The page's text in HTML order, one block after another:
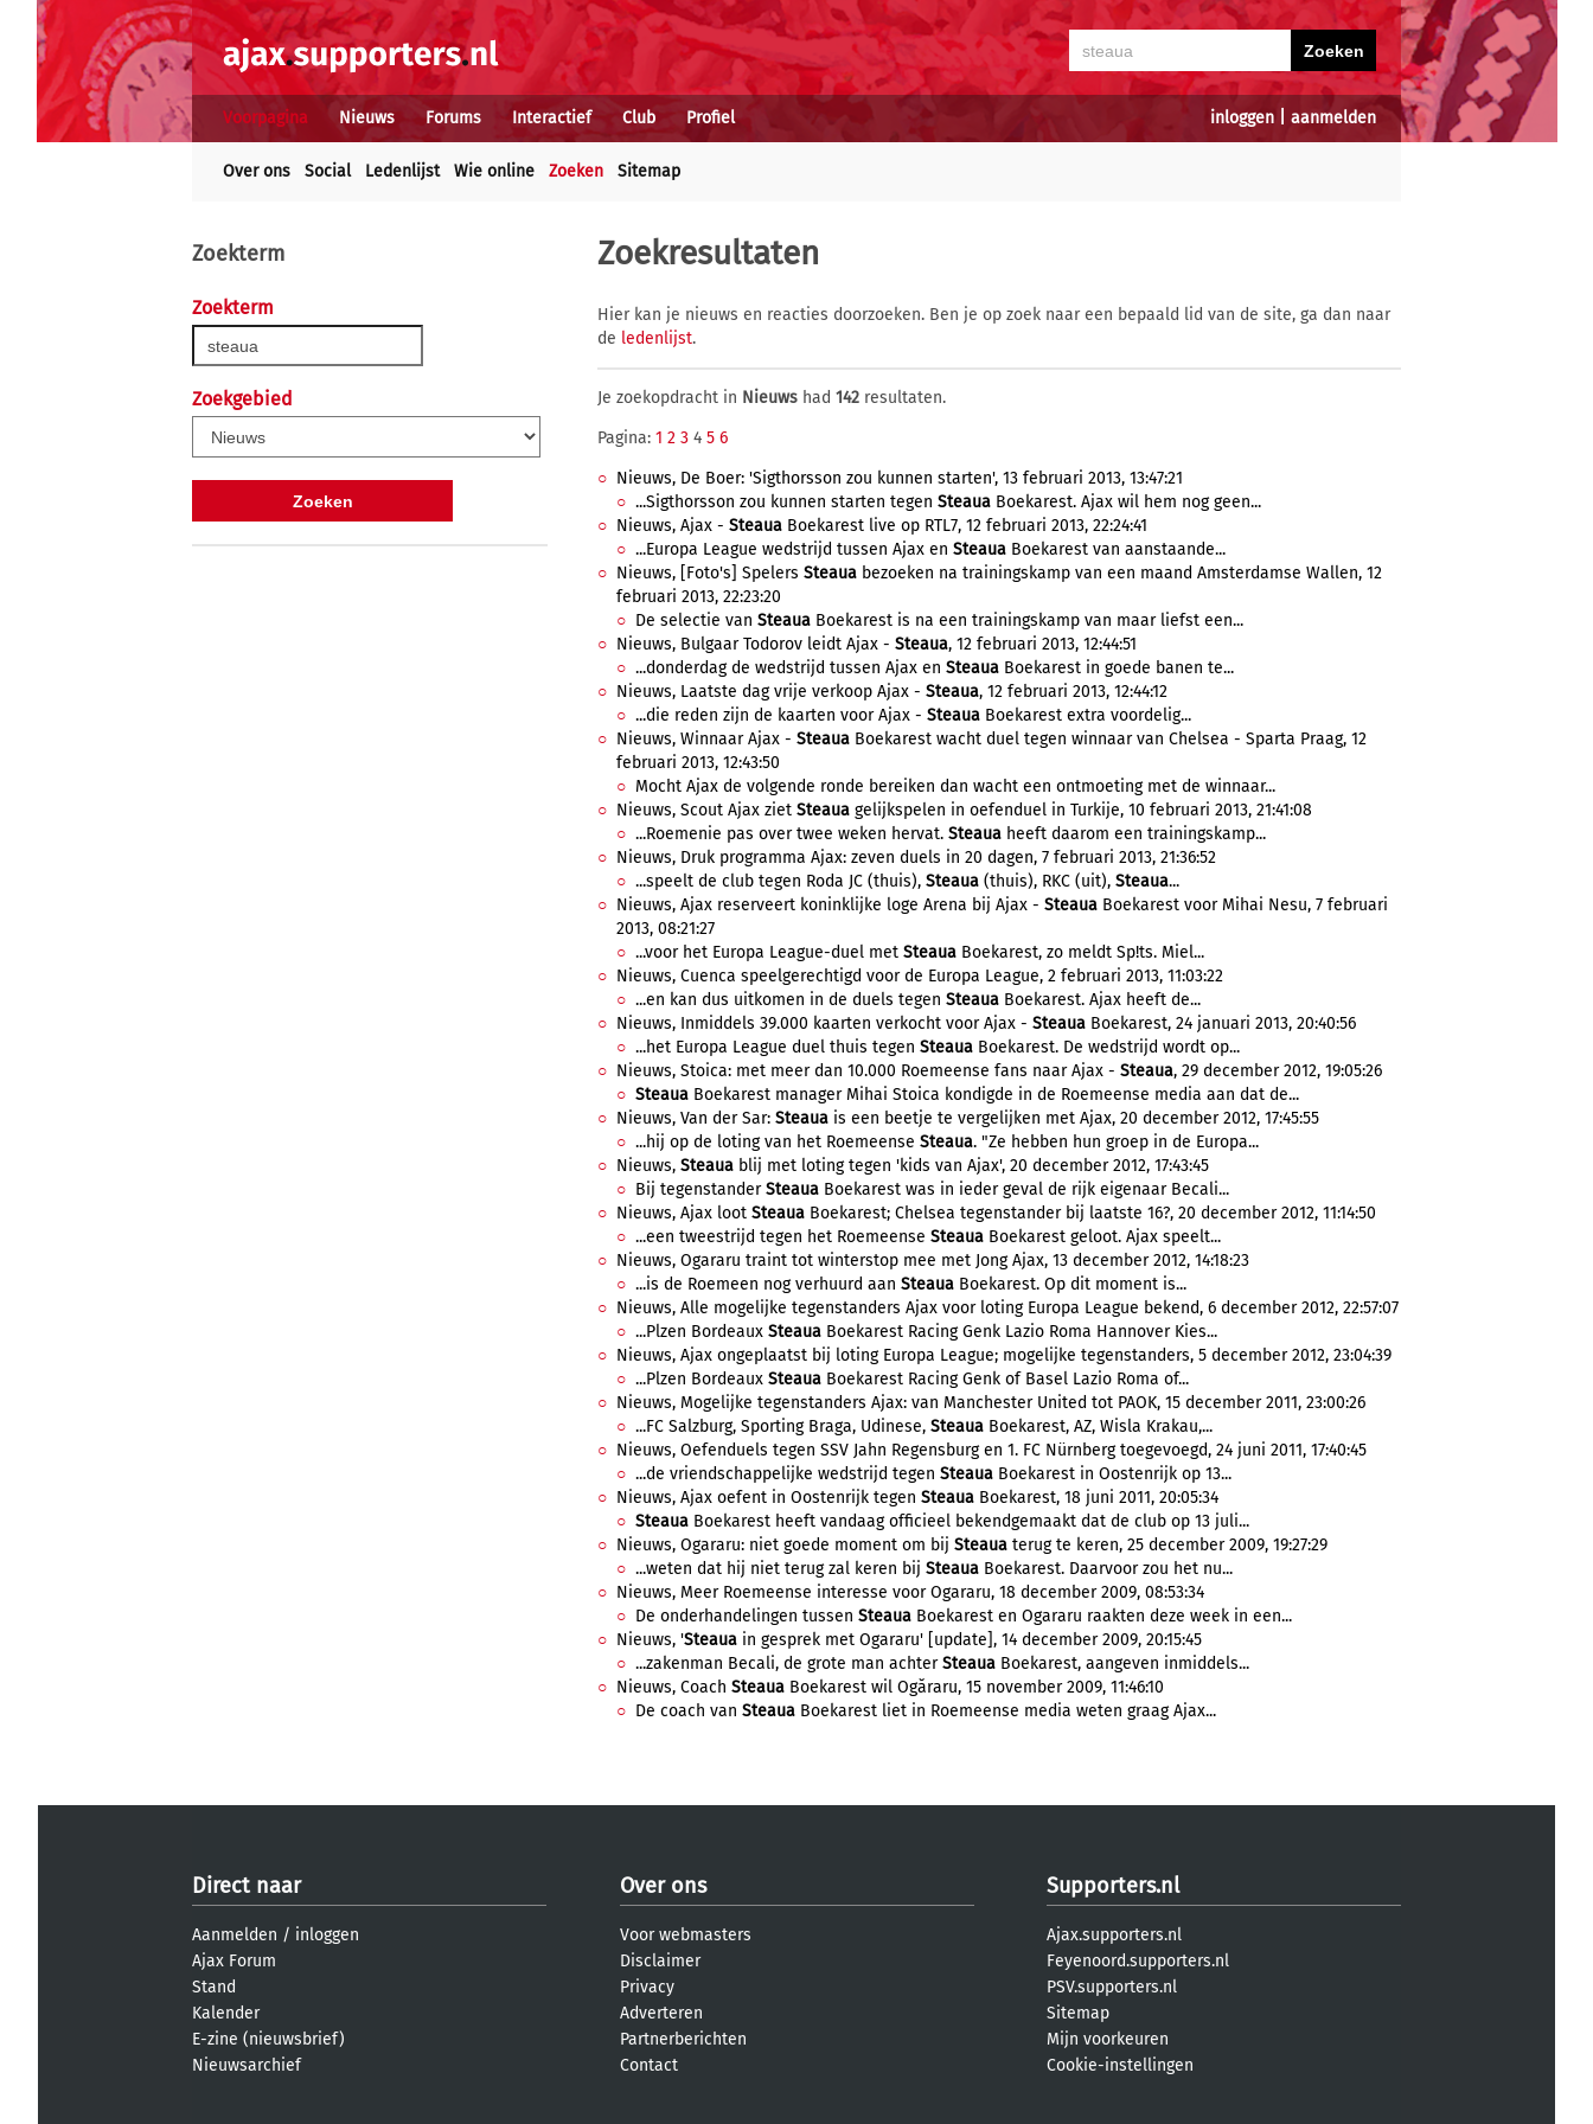
inloggen aanmelden
Voorpagina Nieuws Forums Interactief Club Profiel
Over ons Social Ledenlijst Wie online Zoeken Sitemap
Zoekterm
Zoekterm
Zoekgebied
Zoekresultaten
Hier kan je nieuws en reacties doorzoeken. Ben je op zoek naar een bepaald lid van de site, ga dan naar
de ledenlijst.
Je zoekopdracht in Nieuws had 142 resultaten.
Pagina: 1 2 3 4 5 6
Nieuws, De Boer: 'Sigthorsson zou kunnen starten', 13 februari 2013, 13:47:21
...Sigthorsson zou kunnen starten tegen Steaua Boekarest. Ajax wil hem nog geen...
Nieuws, Ajax - Steaua Boekarest live op RTL7, 12 februari 2013, 22:24:41
...Europa League wedstrijd tussen Ajax en Steaua Boekarest van aanstaande...
Nieuws, [Foto's] Spelers Steaua bezoeken na trainingskamp van een maand Amsterdamse Wallen, 12
februari 2013, 22:23:20
De selectie van Steaua Boekarest is na een trainingskamp van maar liefst een...
Nieuws, Bulgaar Todorov leidt Ajax - Steaua, 12 februari 2013, 12:44:51
...donderdag de wedstrijd tussen Ajax en Steaua Boekarest in goede banen te...
Nieuws, Laatste dag vrije verkoop Ajax - Steaua, 12 februari 2013, 12:44:12
...die reden zijn de kaarten voor Ajax - Steaua Boekarest extra voordelig...
Nieuws, Winnaar Ajax - Steaua Boekarest wacht duel tegen winnaar van Chelsea - Sparta Praag, 12
februari 2013, 12:43:50
Mocht Ajax de volgende ronde bereiken dan wacht een ontmoeting met de winnaar...
Nieuws, Scout Ajax ziet Steaua gelijkspelen in oefenduel in Turkije, 10 februari 2013, 21:41:08
...Roemenie pas over twee weken hervat. Steaua heeft daarom een trainingskamp...
Nieuws, Druk programma Ajax: zeven duels in 20 dagen, 7 februari 2013, 21:36:52
...speelt de club tegen Roda JC (thuis), Steaua (thuis), RKC (uit), Steaua...
Nieuws, Ajax reserveert koninklijke loge Arena bij Ajax - Steaua Boekarest voor Mihai Nesu, 7 februari
2013, 08:21:27
...voor het Europa League-duel met Steaua Boekarest, zo meldt Sp!ts. Miel...
Nieuws, Cuenca speelgerechtigd voor de Europa League, 2 februari 2013, 11:03:22
...en kan dus uitkomen in de duels tegen Steaua Boekarest. Ajax heeft de...
Nieuws, Inmiddels 39.000 kaarten verkocht voor Ajax - Steaua Boekarest, 24 januari 2013, 20:40:56
...het Europa League duel thuis tegen Steaua Boekarest. De wedstrijd wordt op...
Nieuws, Stoica: met meer dan 10.000 Roemeense fans naar Ajax - Steaua, 29 december 2012, 19:05:26
Steaua Boekarest manager Mihai Stoica kondigde in de Roemeense media aan dat de...
Nieuws, Van der Sar: Steaua is een beetje te vergelijken met Ajax, 20 december 2012, 17:45:55
...hij op de loting van het Roemeense Steaua. "Ze hebben hun groep in de Europa...
Nieuws, Steaua blij met loting tegen 'kids van Ajax', 20 december 2012, 17:43:45
Bij tegenstanderSteaua Boekarest was in ieder geval de rijk eigenaar Becali...
Nieuws, Ajax loot Steaua Boekarest; Chelsea tegenstander bij laatste 16?, 20 december 2012, 11:14:50
...een tweestrijd tegen het Roemeense Steaua Boekarest geloot. Ajax speelt...
Nieuws, Ogararu traint tot winterstop mee met Jong Ajax, 13 december 2012, 14:18:23
...is de Roemeen nog verhuurd aan Steaua Boekarest. Op dit moment is...
Nieuws, Alle mogelijke tegenstanders Ajax voor loting Europa League bekend, 6 december 2012, 22:57:07
...Plzen Bordeaux Steaua Boekarest Racing Genk Lazio Roma Hannover Kies...
Nieuws, Ajax ongeplaatst bij loting Europa League; mogelijke tegenstanders, 5 december 2012, 23:04:39
...Plzen Bordeaux Steaua Boekarest Racing Genk of Basel Lazio Roma of...
Nieuws, Mogelijke tegenstanders Ajax: van Manchester United tot PAOK, 15 december 2011, 23:00:26
...FC Salzburg, Sporting Braga, Udinese, Steaua Boekarest, AZ, Wisla Krakau,...
Nieuws, Oefenduels tegen SSV Jahn Regensburg en 1. FC Nürnberg toegevoegd, 24 juni 2011, 17:40:45
...de vriendschappelijke wedstrijd tegen Steaua Boekarest in Oostenrijk op 13...
Nieuws, Ajax oefent in Oostenrijk tegen Steaua Boekarest, 18 juni 2011, 20:05:34
Steaua Boekarest heeft vandaag officieel bekendgemaakt dat de club op 13 juli...
Nieuws, Ogararu: niet goede moment om bij Steaua terug te keren, 25 december 2009, 19:27:29
...weten dat hij niet terug zal keren bij Steaua Boekarest. Daarvoor zou het nu...
Nieuws, Meer Roemeense interesse voor Ogararu, 18 december 2009, 08:53:34
De onderhandelingen tussen Steaua Boekarest en Ogararu raakten deze week in een...
Nieuws, 'Steaua in gesprek met Ogararu' [update], 14 december 2009, 20:15:45
...zakenman Becali, de grote man achterSteaua Boekarest, aangeven inmiddels...
Nieuws, Coach Steaua Boekarest wil Ogăraru, 15 november 2009, 11:46:10
De coach van Steaua Boekarest liet in Roemeense media weten graag Ajax...
Direct naar
Aanmelden / inloggen
Ajax Forum
Stand
Kalender
E-zine (nieuwsbrief)
Nieuwsarchief
Over ons
Voor webmasters
Disclaimer
Privacy
Adverteren
Partnerberichten
Contact
Supporters.nl
Ajax.supporters.nl
Feyenoord.supporters.nl
PSV.supporters.nl
Sitemap
Mijn voorkeuren
Cookie-instellingen